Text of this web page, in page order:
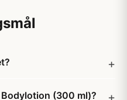
(300 ml)?